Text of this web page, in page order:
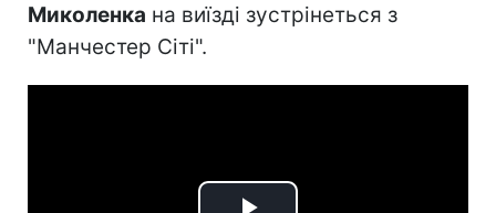
Миколенка на виїзді зустрінеться з
"Манчестер Сіті".